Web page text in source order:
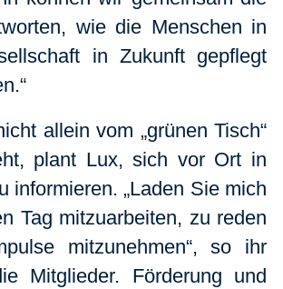
wie die Menschen in
in Zukunft gepflegt
allein vom „grünen Tisch“
plant Lux, sich vor Ort in
informieren. „Laden Sie mich
Tag mitzuarbeiten, zu reden
mitzunehmen“, so ihr
Mitglieder. Förderung und